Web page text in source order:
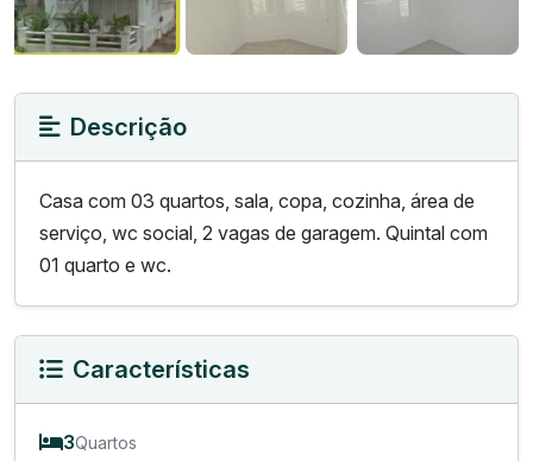
Descrição
Casa com 03 quartos, sala, copa, cozinha, área de
serviço, wc social, 2 vagas de garagem. Quintal com
01 quarto e wc.
Características
3Quartos